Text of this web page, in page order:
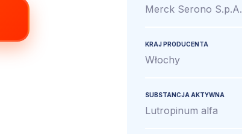
Merck Serono S.p.A.
KRAJ PRODUCENTA
Włochy
SUBSTANCJA AKTYWNA
Lutropinum alfa